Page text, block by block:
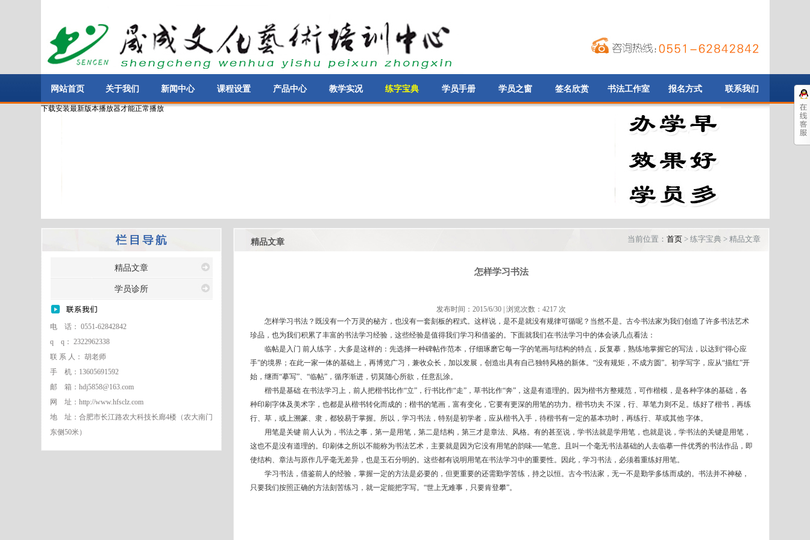
网站首页 关于我们 新闻中心 课程设置 产品中心 教学实况 练字宝典 学员手册 学员之窗 签名欣赏 书法工作室 报名方式 联系我们
下载安装最新版本播放器才能正常播放
精品文章
学员诊所
电 话： 0551-62842842
q q： 2322962338
联 系 人： 胡老师
手 机：13605691592
邮 箱：hdj5858@163.com
网 址：http://www.hfsclz.com
地 址：合肥市长江路农大科技长廊4楼（农大南门
东侧50米）
精品文章 当前位置： 首页> 练字宝典 > 精品文章
怎样学习书法
发布时间：2015/6/30 | 浏览次数：4217 次
怎样学习书法？既没有一个万灵的秘方，也没有一套刻板的程式。这样说，是不是就没有规律可循呢？当然不是。古今书法家为我们创造了许多书法艺术
珍品，也为我们积累了丰富的书法学习经验，这些经验是值得我们学习和借鉴的。下面就我们在书法学习中的体会谈几点看法：
临帖是入门 前人练字，大多是这样的：先选择一种碑帖作范本，仔细琢磨它每一字的笔画与结构的特点，反复摹，熟练地掌握它的写法，以达到“得心应
手”的境界；在此一家一体的基础上，再博览广习，兼收众长，加以发展，创造出具有自己独特风格的新体。“没有规矩，不成方圆”。初学写字，应从“描红”开
始，继而“摹写”、“临帖”，循序渐进，切莫随心所欲，任意乱涂。
楷书是基础 在书法学习上，前人把楷书比作“立”，行书比作“走”，草书比作“奔”，这是有道理的。因为楷书方整规范，可作楷模，是各种字体的基础，各
种印刷字体及美术字，也都是从楷书转化而成的；楷书的笔画，富有变化，它要有更深的用笔的功力。楷书功夫 不深，行、草笔力则不足。练好了楷书，再练
行、草，或上溯篆、隶，都较易于掌握。所以，学习书法，特别是初学者，应从楷书入手，待楷书有一定的基本功时，再练行、草或其他 字体。
用笔是关键 前人认为，书法之事，第一是用笔，第二是结构，第三才是章法、风格。有的甚至说，学书法就是学用笔，也就是说，学书法的关键是用笔，
这也不是没有道理的。印刷体之所以不能称为书法艺术，主要就是因为它没有用笔的韵味──笔意。且叫一个毫无书法基础的人去临摹一件优秀的书法作品，即
使结构、章法与原作几乎毫无差异，也是玉石分明的。这些都有说明用笔在书法学习中的重要性。因此，学习书法，必须着重练好用笔。
学习书法，借鉴前人的经验，掌握一定的方法是必要的，但更重要的还需勤学苦练，持之以恒。古今书法家，无一不是勤学多练而成的。书法并不神秘，
只要我们按照正确的方法刻苦练习，就一定能把字写。“世上无难事，只要肯登攀”。